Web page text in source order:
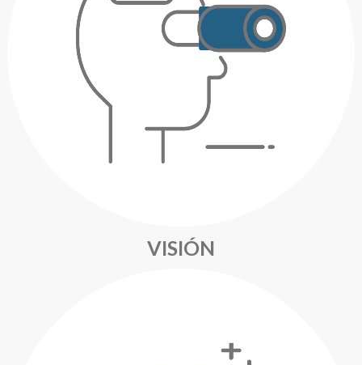
VISIÓN